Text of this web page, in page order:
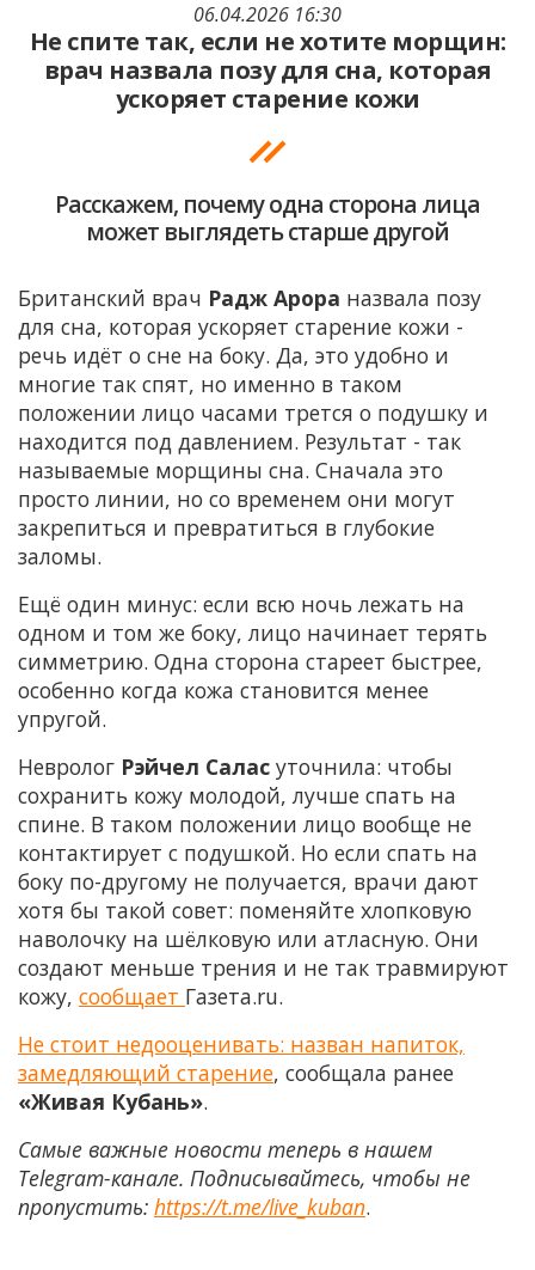
06.04.2026 16:30
Не спите так, если не хотите морщин:
врач назвала позу для сна, которая
ускоряет старение кожи
Расскажем, почему одна сторона лица
может выглядеть старше другой
Британский врач Радж Арора назвала позу
для сна, которая ускоряет старение кожи -
речь идёт о сне на боку. Да, это удобно и
многие так спят, но именно в таком
положении лицо часами трется о подушку и
находится под давлением. Результат - так
называемые морщины сна. Сначала это
просто линии, но со временем они могут
закрепиться и превратиться в глубокие
заломы.
Ещё один минус: если всю ночь лежать на
одном и том же боку, лицо начинает терять
симметрию. Одна сторона стареет быстрее,
особенно когда кожа становится менее
упругой.
Невролог Рэйчел Салас уточнила: чтобы
сохранить кожу молодой, лучше спать на
спине. В таком положении лицо вообще не
контактирует с подушкой. Но если спать на
боку по-другому не получается, врачи дают
хотя бы такой совет: поменяйте хлопковую
наволочку на шёлковую или атласную. Они
создают меньше трения и не так травмируют
кожу, сообщает Газета.ru.
Не стоит недооценивать: назван напиток,
замедляющий старение, сообщала ранее
«Живая Кубань».
Самые важные новости теперь в нашем
Telegram-канале. Подписывайтесь, чтобы не
пропустить: https://t.me/live_kuban.